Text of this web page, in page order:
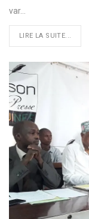
var…
LIRE LA SUITE...